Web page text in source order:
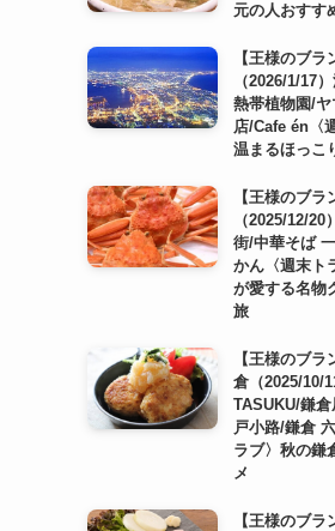
元の人おすす
【王様のブ
（2026/1/17
熱帯植物園/
店/Cafe én〈
温まるほっこ
【王様のブ
（2025/12/
街/中華そば
かん〈週末ト
が愛する名物
旅
【王様のブ
倉（2025/10/
TASUKU/鎌
戸小路/鎌倉
ラブ〉秋の鎌
メ
【王様のブ